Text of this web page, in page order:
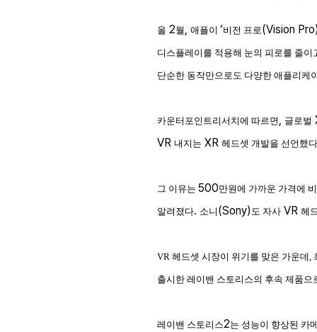
올 2월 , 애플이 ‘비전 프로(Vision
디스플레이를 적용해 눈의 피로를 줄이
단순한 동작만으로도 다양한 애플리케
카운터포인트리서치에 따르면 , 글로벌
VR 내지는 XR 헤드셋 개발을 선언했다
그 이유는 500만원에 가까운 가격에
알려졌다. 소니 (Sony) 도 자사 VR 헤
VR 헤드셋 시장이 위기를 맞은 가운데,
출시한 레이밴 스토리스의 후속 제품으
레이밴 스토리스2는 성능이 향상된 카